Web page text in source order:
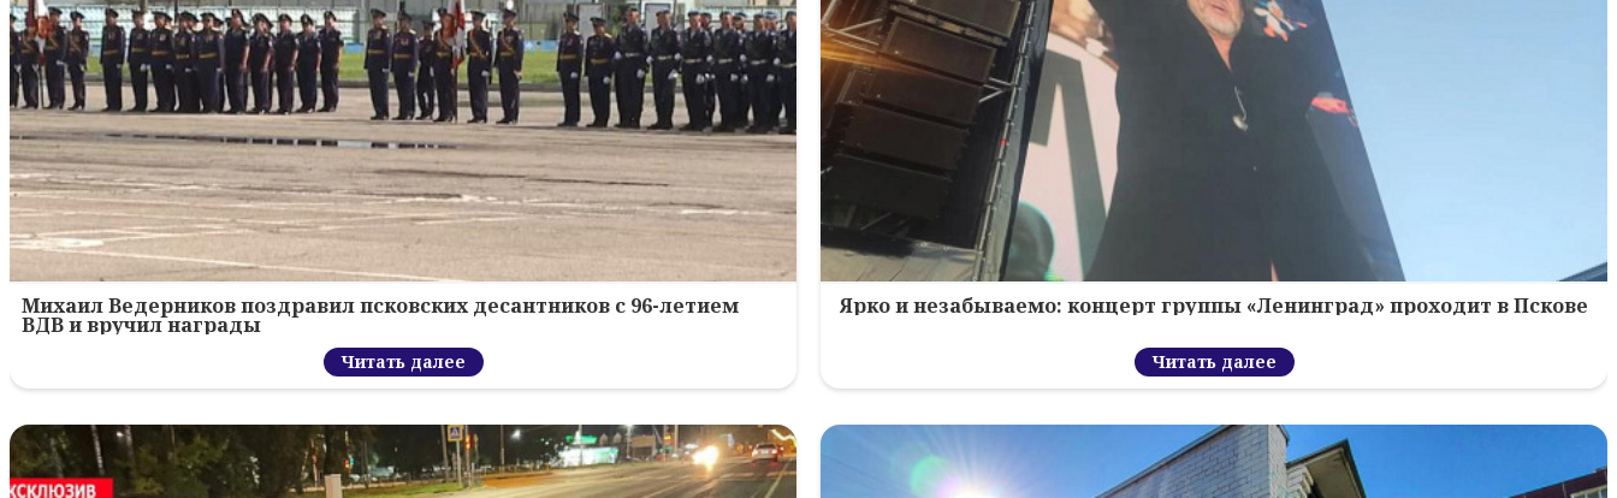
Михаил Ведерников поздравил псковских десантников с 96-летием
ВДВ и вручил награды
Читать далее
Ярко и незабываемо: концерт группы «Ленинград» проходит в Пскове
Читать далее